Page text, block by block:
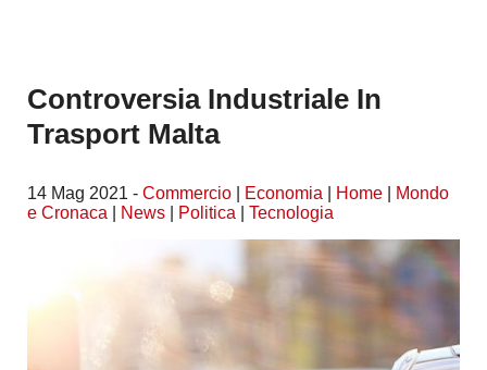
Controversia Industriale In
Trasport Malta
14 Mag 2021 - Commercio Economia Home
Mondo
e Cronaca
News Politica Tecnologia